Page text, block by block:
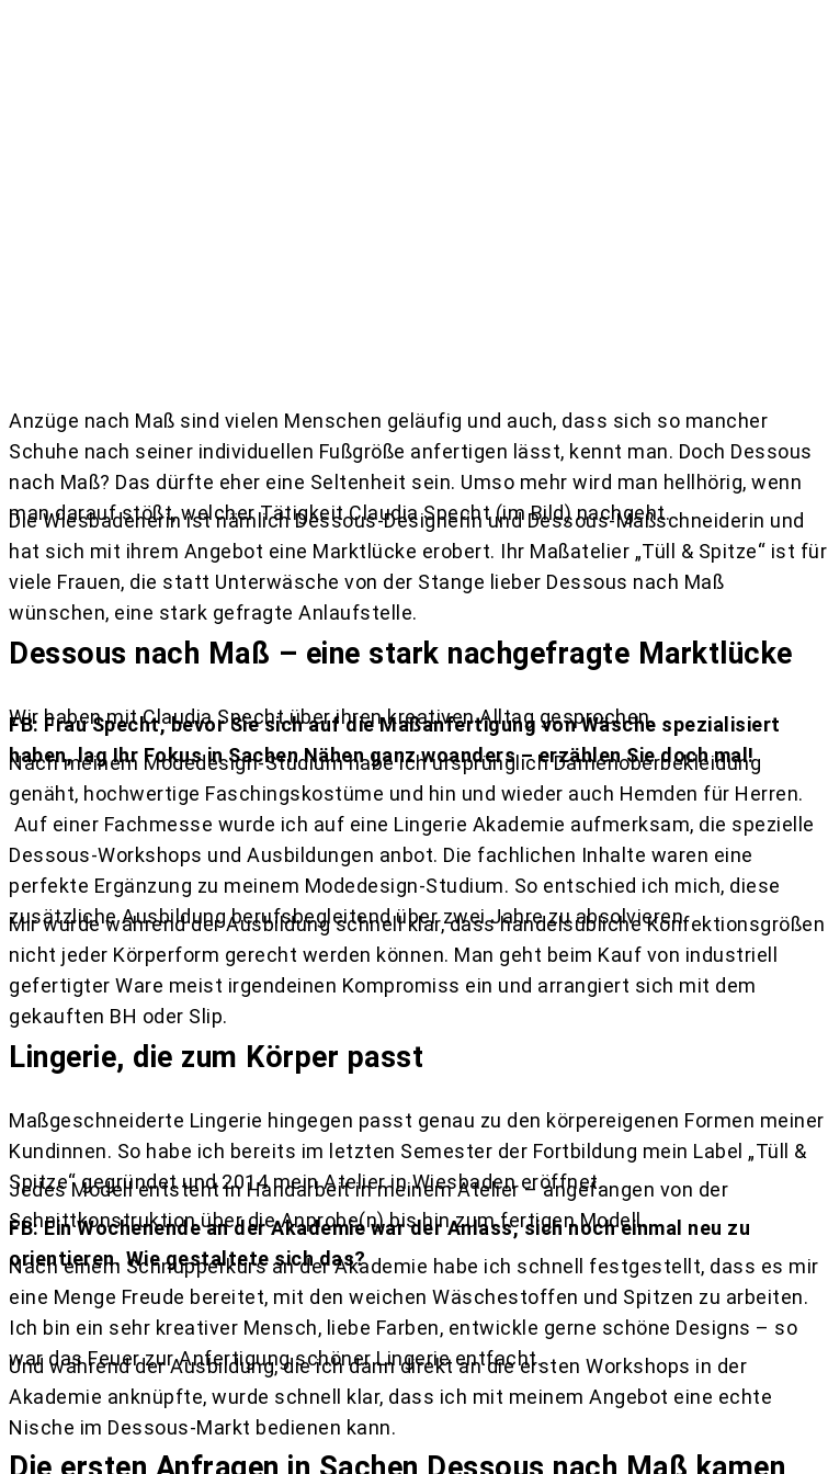
Anzüge nach Maß sind vielen Menschen geläufig und auch, dass sich so mancher
Schuhe nach seiner individuellen Fußgröße anfertigen lässt, kennt man. Doch Dessous
nach Maß? Das dürfte eher eine Seltenheit sein. Umso mehr wird man hellhörig, wenn
man darauf stößt, welcher Tätigkeit Claudia Specht (im Bild) nachgeht.
Die Wiesbadenerin ist nämlich Dessous-Designerin und Dessous-Maßschneiderin und
hat sich mit ihrem Angebot eine Marktlücke erobert. Ihr Maßatelier „Tüll & Spitze“ ist für
viele Frauen, die statt Unterwäsche von der Stange lieber Dessous nach Maß
wünschen, eine stark gefragte Anlaufstelle.
Dessous nach Maß – eine stark nachgefragte Marktlücke
Wir haben mit Claudia Specht über ihren kreativen Alltag gesprochen.
FB: Frau Specht, bevor Sie sich auf die Maßanfertigung von Wäsche spezialisiert
haben, lag Ihr Fokus in Sachen Nähen ganz woanders – erzählen Sie doch mal!
Nach meinem Modedesign-Studium habe ich ursprünglich Damenoberbekleidung
genäht, hochwertige Faschingskostüme und hin und wieder auch Hemden für Herren.
Auf einer Fachmesse wurde ich auf eine Lingerie Akademie aufmerksam, die spezielle
Dessous-Workshops und Ausbildungen anbot. Die fachlichen Inhalte waren eine
perfekte Ergänzung zu meinem Modedesign-Studium. So entschied ich mich, diese
zusätzliche Ausbildung berufsbegleitend über zwei Jahre zu absolvieren.
Mir wurde während der Ausbildung schnell klar, dass handelsübliche Konfektionsgrößen
nicht jeder Körperform gerecht werden können. Man geht beim Kauf von industriell
gefertigter Ware meist irgendeinen Kompromiss ein und arrangiert sich mit dem
gekauften BH oder Slip.
Lingerie, die zum Körper passt
Maßgeschneiderte Lingerie hingegen passt genau zu den körpereigenen Formen meiner
Kundinnen. So habe ich bereits im letzten Semester der Fortbildung mein Label „Tüll &
Spitze“ gegründet und 2014 mein Atelier in Wiesbaden eröffnet.
Jedes Modell entsteht in Handarbeit in meinem Atelier – angefangen von der
Schnittkonstruktion über die Anprobe(n) bis hin zum fertigen Modell.
FB: Ein Wochenende an der Akademie war der Anlass, sich noch einmal neu zu
orientieren. Wie gestaltete sich das?
Nach einem Schnupperkurs an der Akademie habe ich schnell festgestellt, dass es mir
eine Menge Freude bereitet, mit den weichen Wäschestoffen und Spitzen zu arbeiten.
Ich bin ein sehr kreativer Mensch, liebe Farben, entwickle gerne schöne Designs – so
war das Feuer zur Anfertigung schöner Lingerie entfacht.
Und während der Ausbildung, die ich dann direkt an die ersten Workshops in der
Akademie anknüpfte, wurde schnell klar, dass ich mit meinem Angebot eine echte
Nische im Dessous-Markt bedienen kann.